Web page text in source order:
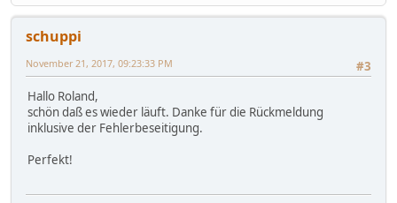
schuppi
#3
November 21, 2017, 09:23:33 PM
Hallo Roland,
schön daß es wieder läuft. Danke für die Rückmeldung
inklusive der Fehlerbeseitigung.
Perfekt!